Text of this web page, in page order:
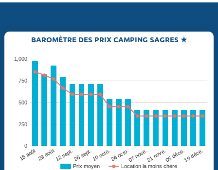
BAROMÈTRE DES PRIX CAMPING SAGRES ★
Prix moyen Location la moins chère
15 août29 août12 sept.26 sept.10 octo.24 octo.07 nove.21 nove.05 déce.19 déce.
0
250
500
750
1,000